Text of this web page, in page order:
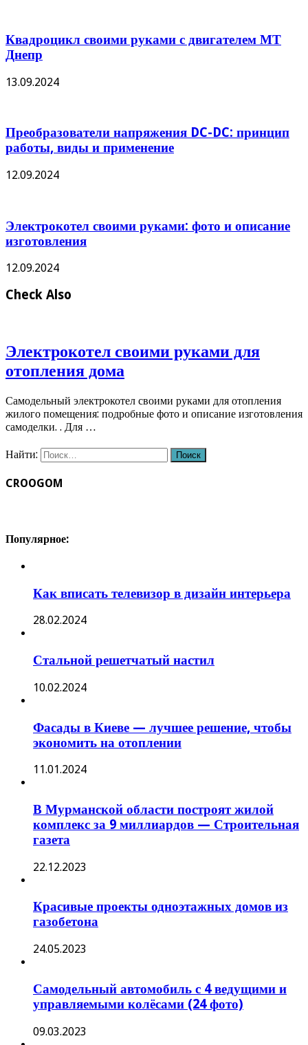
Квадроцикл своими руками с двигателем МТ
Днепр
13.09.2024
Преобразователи напряжения DC-DC: принцип
работы, виды и применение
12.09.2024
Электрокотел своими руками: фото и описание
изготовления
12.09.2024
Check Also
Электрокотел своими руками для
отопления дома
Самодельный электрокотел своими руками для отопления
жилого помещения: подробные фото и описание изготовления
самоделки. . Для …
Найти:
CROOGOM
Популярное:
Как вписать телевизор в дизайн интерьера
28.02.2024
Стальной решетчатый настил
10.02.2024
Фасады в Киеве — лучшее решение, чтобы
экономить на отоплении
11.01.2024
В Мурманской области построят жилой
комплекс за 9 миллиардов — Строительная
газета
22.12.2023
Красивые проекты одноэтажных домов из
газобетона
24.05.2023
Самодельный автомобиль с 4 ведущими и
управляемыми колёсами (24 фото)
09.03.2023